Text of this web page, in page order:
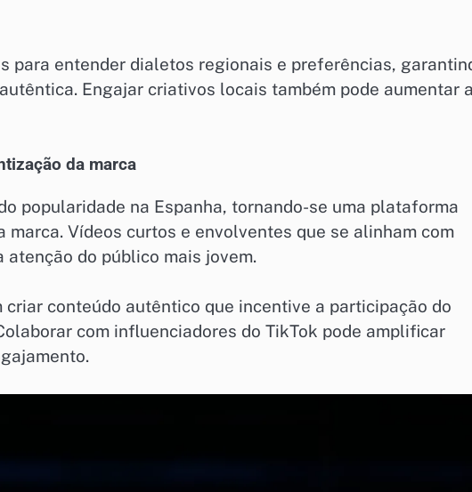
para entender dialetos regionais e preferências,
Engajar criativos locais também pode aumentar a
da marca
popularidade na Espanha, tornando-se uma plataforma
marca. Vídeos curtos e envolventes que se alinham com
do público mais jovem.
criar conteúdo autêntico que incentive a participação do
com influenciadores do TikTok pode amplificar